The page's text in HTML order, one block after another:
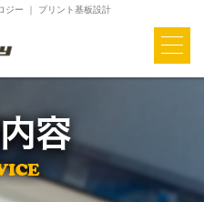
ジー ｜ プリント基板設計